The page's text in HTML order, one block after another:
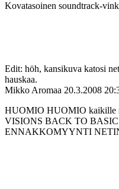
Kovatasoinen soundtrack-
Edit: höh, kansikuva katosi
hauskaa.
Mikko Aromaa 20.3.2008
HUOMIO HUOMIO kaikille
VISIONS BACK TO
ENNAKKOMYYNTI